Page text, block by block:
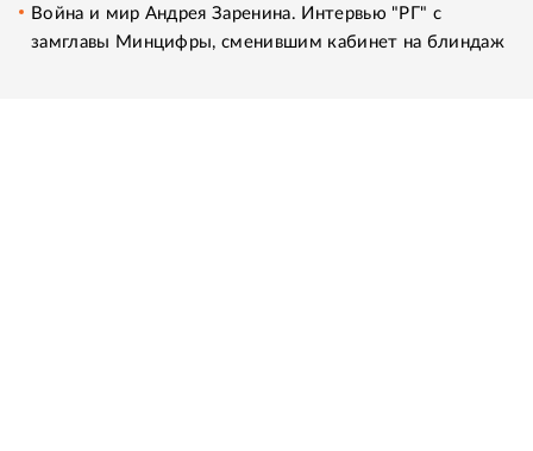
Война и мир Андрея Заренина. Интервью "РГ" с
замглавы Минцифры, сменившим кабинет на блиндаж